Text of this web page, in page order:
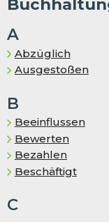
A
Abzüglich
Ausgestoßen
B
Beeinflussen
Bewerten
Bezahlen
Be­schäf­tigt
C